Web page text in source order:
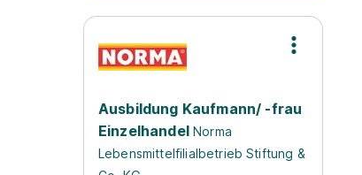
Ausbildung Kaufmann/ -frau
Einzelhandel Norma
Lebensmittelfilialbetrieb Stiftung &